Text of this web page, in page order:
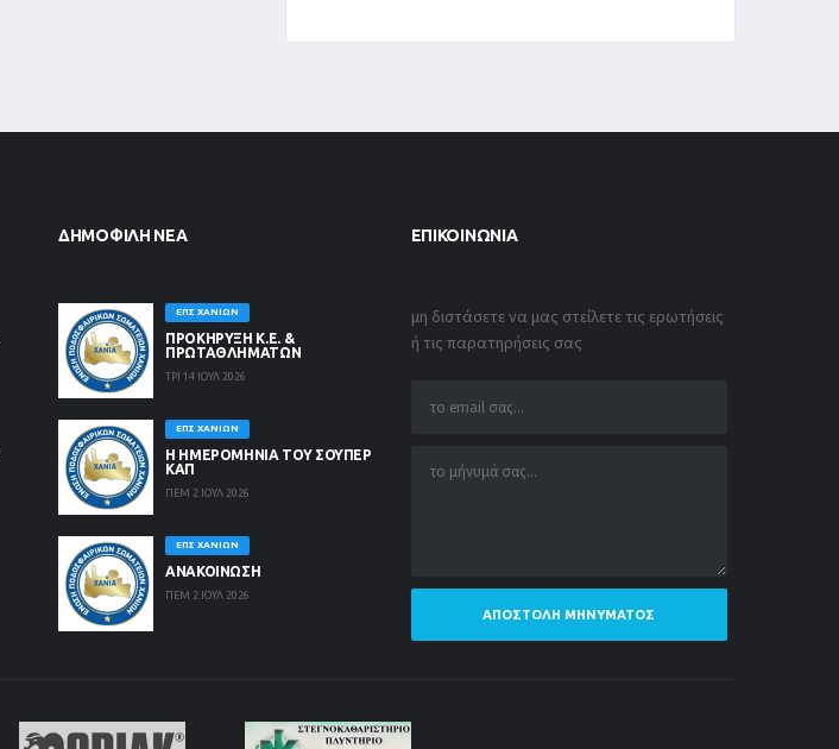
ΔΗΜΟΦΙΛΉ ΝΈΑ
ΕΠΣ ΧΑΝΊΩΝ
ΠΡΟΚΗΡΥΞΗ Κ.Ε. &
ΠΡΩΤΑΘΛΗΜΑΤΩΝ
ΤΡΙ 14 ΙΟΥΛ 2026
ΕΠΣ ΧΑΝΊΩΝ
Η ΗΜΕΡΟΜΗΝΙΑ ΤΟΥ ΣΟΥΠΕΡ
ΚΑΠ
ΠΕΜ 2 ΙΟΥΛ 2026
ΕΠΣ ΧΑΝΊΩΝ
ΑΝΑΚΟΙΝΩΣΗ
ΠΕΜ 2 ΙΟΥΛ 2026
ΕΠΙΚΟΙΝΩΝΊΑ
μη διστάσετε να μας στείλετε τις ερωτήσεις
ή τις παρατηρήσεις σας
ΑΠΟΣΤΟΛΉ ΜΗΝΎΜΑΤΟΣ